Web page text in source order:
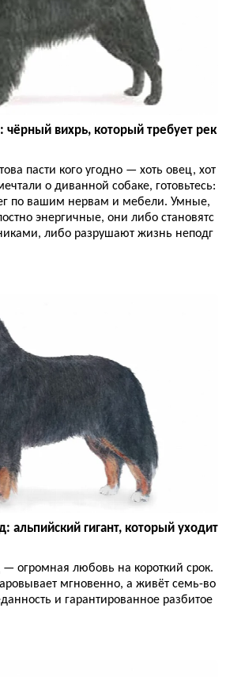
чёрный вихрь, который требует рек
пасти кого угодно — хоть овец, хот
о диванной собаке, готовьтесь:
по вашим нервам и мебели. Умные,
энергичные, они либо становятс
либо разрушают жизнь неподг
альпийский гигант, который уходит
огромная любовь на короткий срок.
мгновенно, а живёт семь-во
и гарантированное разбитое